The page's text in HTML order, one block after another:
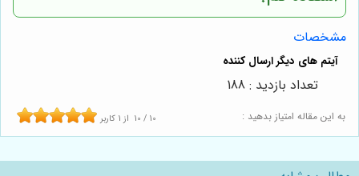
مشخصات
به این مقاله امتیاز بدهید : 10 / 10 از 1 کاربر
تعداد بازدید : 188